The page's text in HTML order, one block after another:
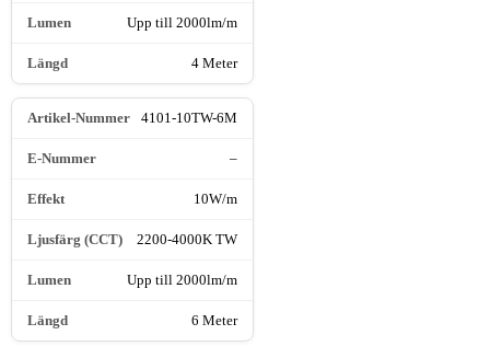
Upp till 2000lm/m
4 Meter
4101-10TW-6M
–
10W/m
2200-4000K TW
Upp till 2000lm/m
6 Meter